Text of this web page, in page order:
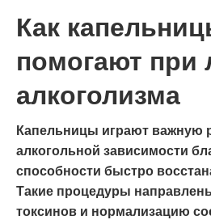
Как
помогают при
алкоголизма
Капельницы играют важную
алкогольной зависимости
способности быстро
Такие процедуры
токсинов и нормализацию